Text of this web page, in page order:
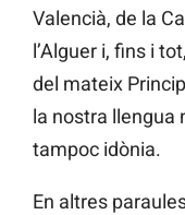
Valencià, de la
l’Alguer i, fins i
del mateix
la nostra llengua
tampoc idònia.
En altres